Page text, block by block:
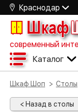
Краснодар
Шкаф
современный
Каталог
Шкаф Шоп Столы
< Назад в столы